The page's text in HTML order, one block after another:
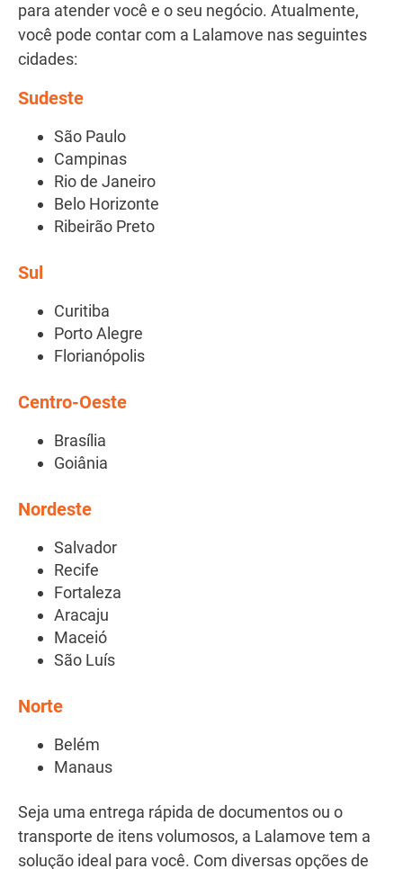
para atender você e o seu negócio. Atualmente,
você pode contar com a Lalamove nas seguintes
cidades:
Sudeste
São Paulo
Campinas
Rio de Janeiro
Belo Horizonte
Ribeirão Preto
Sul
Curitiba
Porto Alegre
Florianópolis
Centro-Oeste
Brasília
Goiânia
Nordeste
Salvador
Recife
Fortaleza
Aracaju
Maceió
São Luís
Norte
Belém
Manaus
Seja uma entrega rápida de documentos ou o
transporte de itens volumosos, a Lalamove tem a
solução ideal para você. Com diversas opções de